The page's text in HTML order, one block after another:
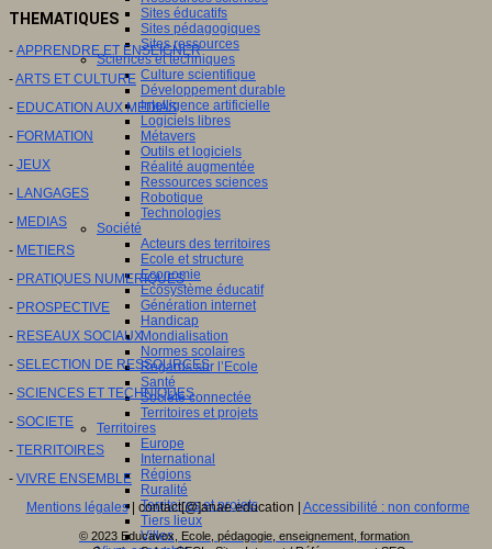
Sites éducatifs
Sites pédagogiques
Sites ressources
Sciences et techniques
Culture scientifique
Développement durable
Intelligence artificielle
Logiciels libres
Métavers
Outils et logiciels
Réalité augmentée
Ressources sciences
Robotique
Technologies
Société
Acteurs des territoires
Ecole et structure
Economie
Ecosystème éducatif
Génération internet
Handicap
Mondialisation
Normes scolaires
Regards sur l’Ecole
Santé
Société connectée
Territoires et projets
Territoires
Europe
International
Régions
Ruralité
Territoires et projets
Tiers lieux
Villes
THEMATIQUES
- APPRENDRE ET ENSEIGNER
-ARTS ET CULTURE
- EDUCATION AUX MEDIAS
- FORMATION
- JEUX
- LANGAGES
- MEDIAS
- METIERS
- PRATIQUES NUMERIQUES
- PROSPECTIVE
- RESEAUX SOCIAUX
- SELECTION DE RESSOURCES
- SCIENCES ET TECHNIQUES
- SOCIETE
- TERRITOIRES
- VIVRE ENSEMBLE
Mentions légales| contact[@]anae.education | Accessibilité : non conforme
© 2023 Educavox, Ecole, pédagogie, enseignement, formation